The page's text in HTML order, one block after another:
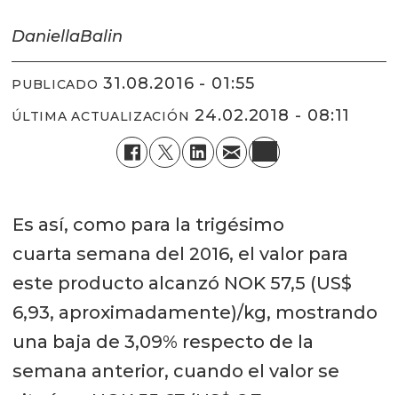
DaniellaBalin
PUBLICADO 31.08.2016 - 01:55
ÚLTIMA ACTUALIZACIÓN 24.02.2018 - 08:11
Es así, como para la trigésimo
cuarta semana del 2016, el valor para
este producto alcanzó NOK 57,5 (US$
6,93, aproximadamente)/kg, mostrando
una baja de 3,09% respecto de la
semana anterior, cuando el valor se